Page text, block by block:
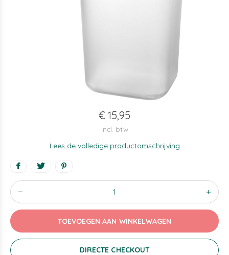
€ 15,95
Incl. btw
Lees de volledige productomschrijving
TOEVOEGEN AAN WINKELWAGEN
DIRECTE CHECKOUT